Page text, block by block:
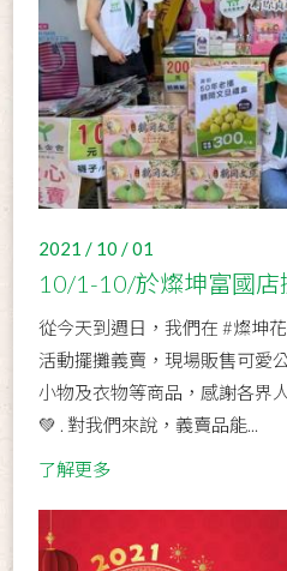
2021 / 10 / 01
10/1-10/於燦坤富國店
從今天到週日，我們在 #燦坤
活動擺攤義賣，現場販售可愛
小物及衣物等商品，感謝各界
💚 . 對我們來說，義賣品能...
了解更多